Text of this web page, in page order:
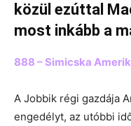
közül ezúttal
most inkább a
888 – Simicska
A Jobbik régi gazdája
engedélyt, az utóbbi